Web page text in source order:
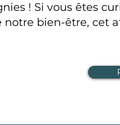
! Si vous êtes
bien-être, cet